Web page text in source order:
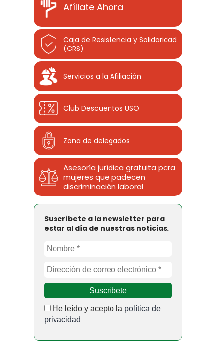
Afíliate Ahora
Caja de Resistencia y Solidaridad
(CRS)
Servicios a la Afiliación
Club Descuentos USO
Zona de delegados
Asesoría jurídica gratuita para
mujeres que padecen
discriminación laboral
Suscríbete a la newsletter para
estar al día de nuestras noticias.
He leído y acepto la política de
privacidad